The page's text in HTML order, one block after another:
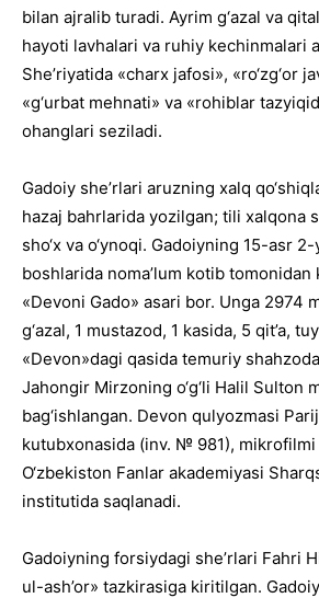
bilan ajralib turadi. Ayrim g‘azal va
hayoti lavhalari va ruhiy kechinmalari
She’riyatida «charx jafosi», «ro‘zg‘or
«g‘urbat mehnati» va «rohiblar
ohanglari seziladi.
Gadoiy she’rlari aruzning xalq
hazaj bahrlarida yozilgan; tili xalqona
sho‘x va o‘ynoqi. Gadoiyning 15-asr
boshlarida noma’lum kotib tomonidan
«Devoni Gado» asari bor. Unga 2974
g‘azal, 1 mustazod, 1 kasida, 5 qit’a,
«Devon»dagi qasida temuriy
Jahongir Mirzoning o‘g‘li Halil Sulton
bag‘ishlangan. Devon qulyozmasi
kutubxonasida (inv. № 981),
O‘zbekiston Fanlar akademiyasi
institutida saqlanadi.
Gadoiyning forsiydagi she’rlari Fahri
ul-ash’or» tazkirasiga kiritilgan.